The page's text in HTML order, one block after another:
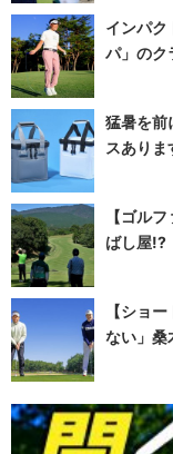
インパク
パ」のク
猛暑を前
スありま
【ゴル
ばし屋
【ショ
ない」桑